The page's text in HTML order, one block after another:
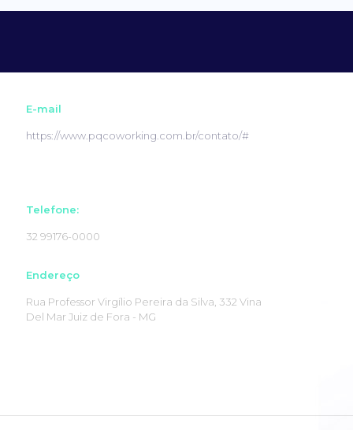
E-mail
https://www.pqcoworking.com.br/contato/#
Telefone:
32 99176-0000
Endereço
Rua Professor Virgílio Pereira da Silva, 332 Vina
Del Mar Juiz de Fora - MG